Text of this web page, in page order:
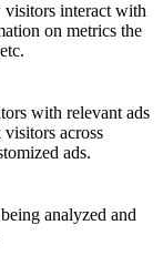
visitors interact with
on metrics the
with relevant ads
across
ads.
analyzed and